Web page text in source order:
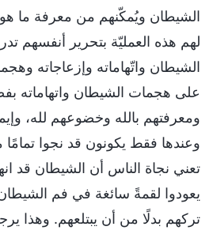
الشيطان ويُمكّنهم من معرفة ما
لهم هذه العمليّة بتحرير أنفسهم
الشيطان واتّهاماته وإزعاجاته
على هجمات الشيطان واتهاماته
ومعرفتهم بالله وخضوعهم لله،
وعندها فقط يكونون قد نجوا
تعني نجاة الناس أن الشيطان قد
يعودوا لقمةً سائغة في فم
تركهم بدلًا من أن يبتلعهم. وهذا